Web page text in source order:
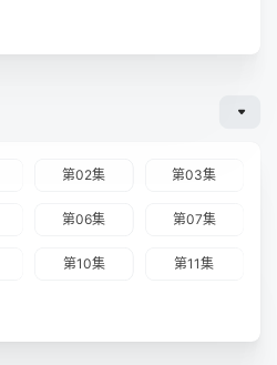
第02集 第03集
第06集 第07集
第10集 第11集